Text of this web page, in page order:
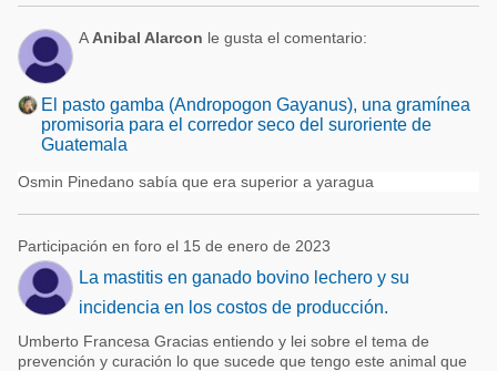
A Anibal Alarcon le gusta el comentario:
El pasto gamba (Andropogon Gayanus), una gramínea
promisoria para el corredor seco del suroriente de
Guatemala
Osmin Pinedano sabía que era superior a yaragua
Participación en foro el 15 de enero de 2023
La mastitis en ganado bovino lechero y su
incidencia en los costos de producción.
Umberto Francesa Gracias entiendo y lei sobre el tema de
prevención y curación lo que sucede que tengo este animal que